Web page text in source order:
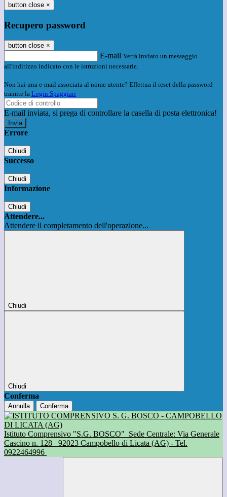
button close ×
Recupero password
button close ×
E-mail Verrà inviato un messaggio
all'indirizzo indicato con le istruzioni necessarie.
Non hai una e-mail associata al nome utente? Effettua il reset della password
tramite la Login Spaggiari
E-mail inviata, si prega di controllare la casella di posta elettronica!
Errore
Chiudi
Successo
Chiudi
Informazione
Chiudi
Attendere...
Attendere il completamento dell'operazione...
Chiudi
Chiudi
Conferma
Annulla Conferma
Istituto Comprensivo "S.G. BOSCO" Sede Centrale: Via Generale
Cascino n. 128
92023 Campobello di Licata (AG) - Tel.
0922464996